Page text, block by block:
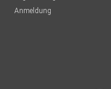
Anmeldung